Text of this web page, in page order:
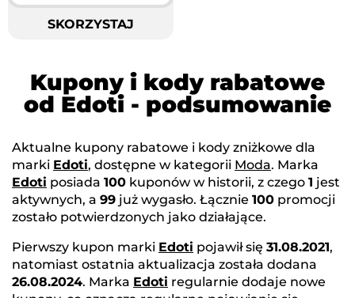
SKORZYSTAJ
Kupony i kody rabatowe
od Edoti - podsumowanie
Aktualne kupony rabatowe i kody zniżkowe dla
marki Edoti, dostępne w kategorii Moda. Marka
Edoti posiada 100 kuponów w historii, z czego 1 jest
aktywnych, a 99 już wygasło. Łącznie 100 promocji
zostało potwierdzonych jako działające.
Pierwszy kupon marki Edoti pojawił się 31.08.2021,
natomiast ostatnia aktualizacja została dodana
26.08.2024. Marka Edoti regularnie dodaje nowe